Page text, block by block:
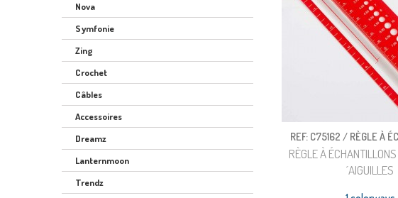
Nova
Symfonie
Zing
Crochet
Câbles
Accessoires
Dreamz
Lanternmoon
Trendz
REF: C75162 / RÈGLE À
RÈGLE À
´AIGUILLES